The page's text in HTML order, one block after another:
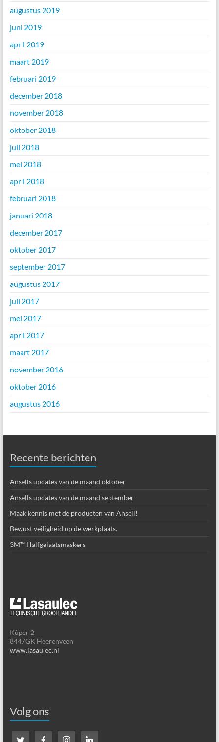
augustus 2019
juni 2019
april 2019
maart 2019
februari 2019
december 2018
november 2018
oktober 2018
juli 2018
mei 2018
april 2018
februari 2018
januari 2018
december 2017
oktober 2017
september 2017
augustus 2017
juli 2017
mei 2017
april 2017
maart 2017
november 2016
oktober 2016
augustus 2016
Recente berichten
Ansells updates van de maand oktober
Ansells updates van de maand september
Maak kennis met de producten van Ansell!
Bewust veiligheid op de werkplaats.
3M™ Halfgelaatsmaskers
Kûper 2
8447GK Heerenveen
www.lasaulec.nl
Volg ons